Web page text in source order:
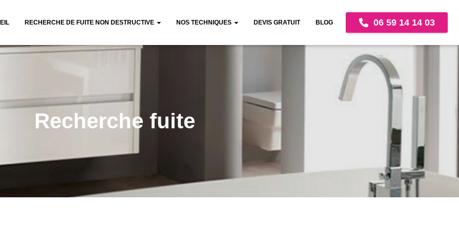
RECHERCHE DE FUITE NON DESTRUCTIVE NOS TECHNIQUES DEVIS GRATUIT BLOG 06 59 14 14 03
Recherche fuite